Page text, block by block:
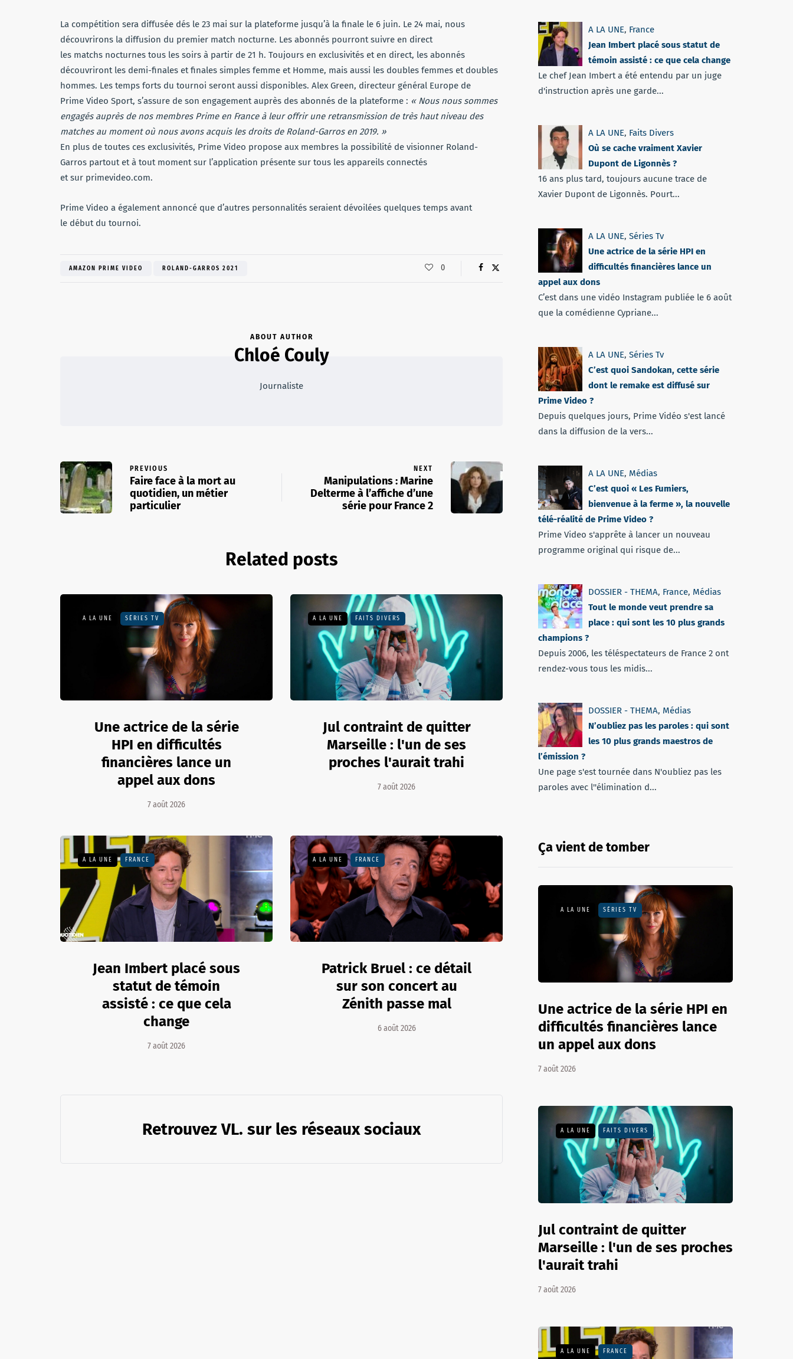
La compétition sera diffusée dés le 23 mai sur la plateforme jusqu’à la finale le 6 juin. Le 24 mai, nous
découvrirons la diffusion du premier match nocturne. Les abonnés pourront suivre en direct
les matchs nocturnes tous les soirs à partir de 21 h. Toujours en exclusivités et en direct, les abonnés
découvriront les demi-finales et finales simples femme et Homme, mais aussi les doubles femmes et doubles
hommes. Les temps forts du tournoi seront aussi disponibles. Alex Green, directeur général Europe de
Prime Video Sport, s’assure de son engagement auprès des abonnés de la plateforme : « Nous nous sommes
engagés auprès de nos membres Prime en France à leur offrir une retransmission de très haut niveau des
matches au moment où nous avons acquis les droits de Roland-Garros en 2019. »
En plus de toutes ces exclusivités, Prime Video propose aux membres la possibilité de visionner Roland-
Garros partout et à tout moment sur l’application présente sur tous les appareils connectés
et sur primevideo.com.
Prime Video a également annoncé que d’autres personnalités seraient dévoilées quelques temps avant
le début du tournoi.
AMAZON PRIME VIDEO ROLAND-GARROS 2021 0
ABOUT AUTHOR
Chloé Couly
Journaliste
PREVIOUS
Faire face à la mort au
quotidien, un métier
particulier
NEXT
Manipulations : Marine
Delterme à l’affiche d’une
série pour France 2
Related posts
A LA UNE SÉRIES TV
Une actrice de la série
HPI en difficultés
financières lance un
appel aux dons
7 août 2026
A LA UNE FAITS DIVERS
Jul contraint de quitter
Marseille : l'un de ses
proches l'aurait trahi
7 août 2026
A LA UNE FRANCE
Jean Imbert placé sous
statut de témoin
assisté : ce que cela
change
7 août 2026
A LA UNE FRANCE
Patrick Bruel : ce détail
sur son concert au
Zénith passe mal
6 août 2026
Retrouvez VL. sur les réseaux sociaux
A LA UNE, France
Jean Imbert placé sous statut de
témoin assisté : ce que cela change
Le chef Jean Imbert a été entendu par un juge
d'instruction après une garde...
A LA UNE, Faits Divers
Où se cache vraiment Xavier
Dupont de Ligonnès ?
16 ans plus tard, toujours aucune trace de
Xavier Dupont de Ligonnès. Pourt...
A LA UNE, Séries Tv
Une actrice de la série HPI en
difficultés financières lance un
appel aux dons
C’est dans une vidéo Instagram publiée le 6 août
que la comédienne Cypriane...
A LA UNE, Séries Tv
C’est quoi Sandokan, cette série
dont le remake est diffusé sur
Prime Video ?
Depuis quelques jours, Prime Vidéo s'est lancé
dans la diffusion de la vers...
A LA UNE, Médias
C’est quoi « Les Fumiers,
bienvenue à la ferme », la nouvelle
télé-réalité de Prime Video ?
Prime Video s'apprête à lancer un nouveau
programme original qui risque de...
DOSSIER - THEMA, France, Médias
Tout le monde veut prendre sa
place : qui sont les 10 plus grands
champions ?
Depuis 2006, les téléspectateurs de France 2 ont
rendez-vous tous les midis...
DOSSIER - THEMA, Médias
N’oubliez pas les paroles : qui sont
les 10 plus grands maestros de
l’émission ?
Une page s'est tournée dans N'oubliez pas les
paroles avec l''élimination d...
Ça vient de tomber
A LA UNE SÉRIES TV
Une actrice de la série HPI en
difficultés financières lance
un appel aux dons
7 août 2026
A LA UNE FAITS DIVERS
Jul contraint de quitter
Marseille : l'un de ses proches
l'aurait trahi
7 août 2026
A LA UNE FRANCE